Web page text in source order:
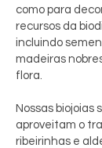
como para
recursos da
incluindo
madeiras
flora.
Nossas biojoias
aproveitam o
ribeirinhas e